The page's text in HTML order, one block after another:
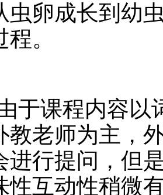
虫卵成长到幼
。
于课程内容以
教老师为主，
进行提问，但
性互动性稍微